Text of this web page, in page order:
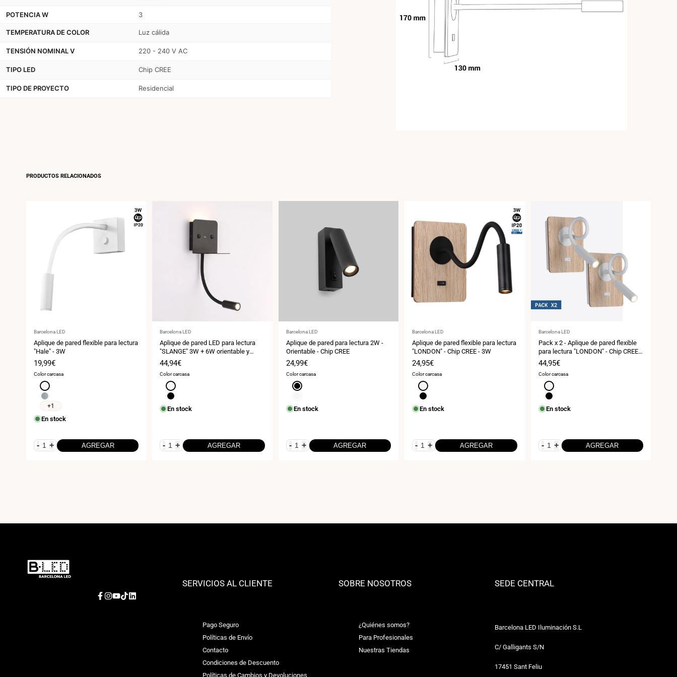
POTENCIA W 3
TEMPERATURA DE COLOR Luz cálida
TENSIÓN NOMINAL V 220 - 240 V AC
TIPO LED Chip CREE
TIPO DE PROYECTO Residencial
PRODUCTOS RELACIONADOS
Proveedor:
Barcelona LED
Aplique de pared flexible para lectura
"Hale" - 3W
Precio
de
venta
19,99€
Color carcasa
Blanco
Cromo
+1
En stock
- + AGREGAR
Proveedor:
Barcelona LED
Aplique de pared LED para lectura
"SLANGE" 3W + 6W orientable y
base de carga USB
Precio
de
venta
44,94€
Color carcasa
Blanco
Negro
En stock
- + AGREGAR
Proveedor:
Barcelona LED
Aplique de pared para lectura 2W -
Orientable - Chip CREE
Precio
de
venta
24,99€
Color carcasa
Negro
En stock
- + AGREGAR
Proveedor:
Barcelona LED
Aplique de pared flexible para lectura
"LONDON" - Chip CREE - 3W
Precio
de
venta
24,95€
Color carcasa
Blanco
Negro
En stock
- + AGREGAR
Proveedor:
Barcelona LED
Pack x 2 - Aplique de pared flexible
para lectura "LONDON" - Chip CREE -
3W
Precio
de
venta
44,95€
Color carcasa
Blanco
Negro
En stock
- + AGREGAR
Facebook
Instagram
YouTube
TikTokLinkedIn
SERVICIOS AL CLIENTE
Pago Seguro
Políticas de Envío
Contacto
Condiciones de Descuento
Políticas de Cambios y Devoluciones
SOBRE NOSOTROS
¿Quiénes somos?
Para Profesionales
Nuestras Tiendas
SEDE CENTRAL
Barcelona LED Iluminación S.L
C/ Galligants S/N
17451 Sant Feliu